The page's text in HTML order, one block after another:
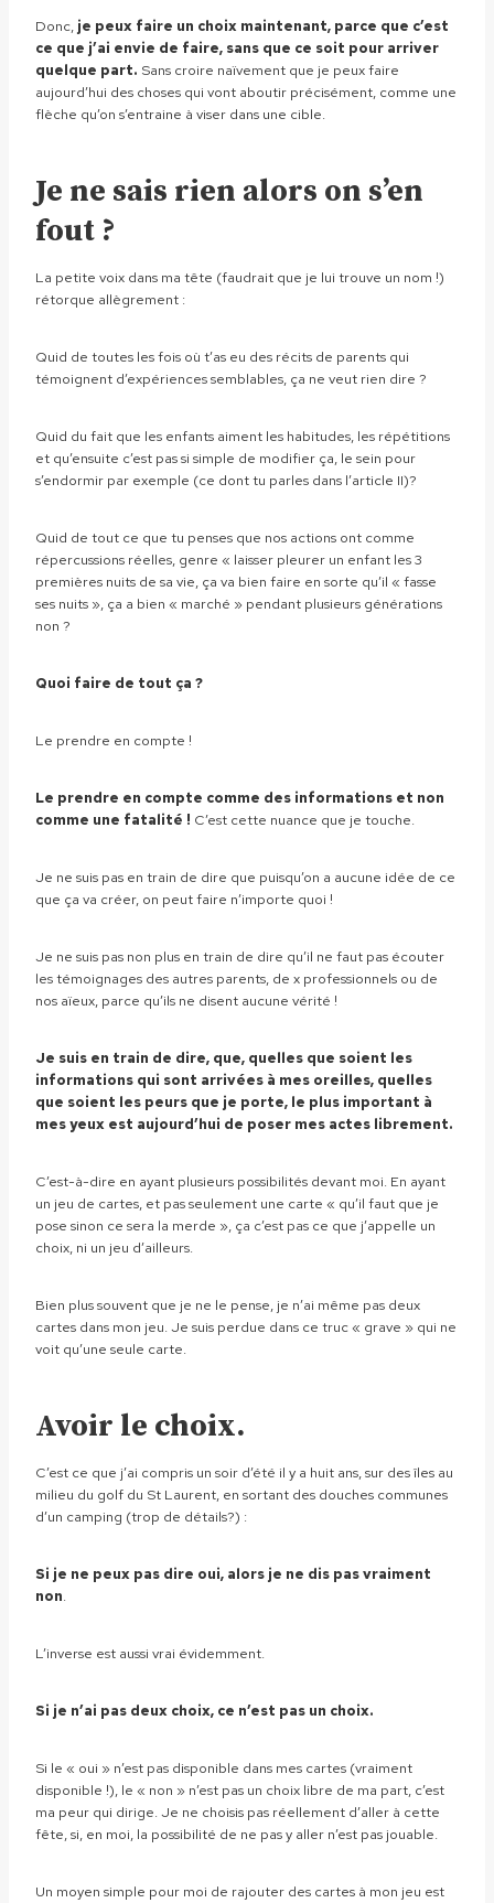
Donc, je peux faire un choix maintenant, parce que c’est
ce que j’ai envie de faire, sans que ce soit pour arriver
quelque part. Sans croire naïvement que je peux faire
aujourd’hui des choses qui vont aboutir précisément, comme une
flèche qu’on s’entraine à viser dans une cible.
Je ne sais rien alors on s’en
fout ?
La petite voix dans ma tête (faudrait que je lui trouve un nom !)
rétorque allègrement :
Quid de toutes les fois où t’as eu des récits de parents qui
témoignent d’expériences semblables, ça ne veut rien dire ?
Quid du fait que les enfants aiment les habitudes, les répétitions
et qu’ensuite c’est pas si simple de modifier ça, le sein pour
s’endormir par exemple (ce dont tu parles dans l’article II)?
Quid de tout ce que tu penses que nos actions ont comme
répercussions réelles, genre « laisser pleurer un enfant les 3
premières nuits de sa vie, ça va bien faire en sorte qu’il « fasse
ses nuits », ça a bien « marché » pendant plusieurs générations
non ?
Quoi faire de tout ça ?
Le prendre en compte !
Le prendre en compte comme des informations et non
comme une fatalité ! C’est cette nuance que je touche.
Je ne suis pas en train de dire que puisqu’on a aucune idée de ce
que ça va créer, on peut faire n’importe quoi !
Je ne suis pas non plus en train de dire qu’il ne faut pas écouter
les témoignages des autres parents, de x professionnels ou de
nos aïeux, parce qu’ils ne disent aucune vérité !
Je suis en train de dire, que, quelles que soient les
informations qui sont arrivées à mes oreilles, quelles
que soient les peurs que je porte, le plus important à
mes yeux est aujourd’hui de poser mes actes librement.
C’est-à-dire en ayant plusieurs possibilités devant moi. En ayant
un jeu de cartes, et pas seulement une carte « qu’il faut que je
pose sinon ce sera la merde », ça c’est pas ce que j’appelle un
choix, ni un jeu d’ailleurs.
Bien plus souvent que je ne le pense, je n’ai même pas deux
cartes dans mon jeu. Je suis perdue dans ce truc « grave » qui ne
voit qu’une seule carte.
Avoir le choix.
C’est ce que j’ai compris un soir d’été il y a huit ans, sur des îles au
milieu du golf du St Laurent, en sortant des douches communes
d’un camping (trop de détails?) :
Si je ne peux pas dire oui, alors je ne dis pas vraiment
non.
L’inverse est aussi vrai évidemment.
Si je n’ai pas deux choix, ce n’est pas un choix.
Si le « oui » n’est pas disponible dans mes cartes (vraiment
disponible !), le « non » n’est pas un choix libre de ma part, c’est
ma peur qui dirige. Je ne choisis pas réellement d’aller à cette
fête, si, en moi, la possibilité de ne pas y aller n’est pas jouable.
Un moyen simple pour moi de rajouter des cartes à mon jeu est